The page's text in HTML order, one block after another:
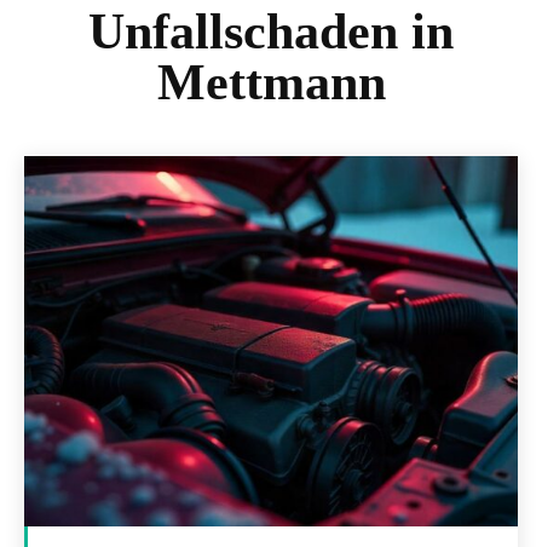
Unfallschaden in
Mettmann